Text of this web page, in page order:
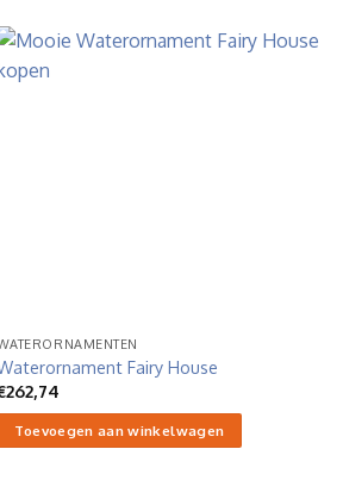
Fairy House
262,74
Toevoegen aan winkelwagen